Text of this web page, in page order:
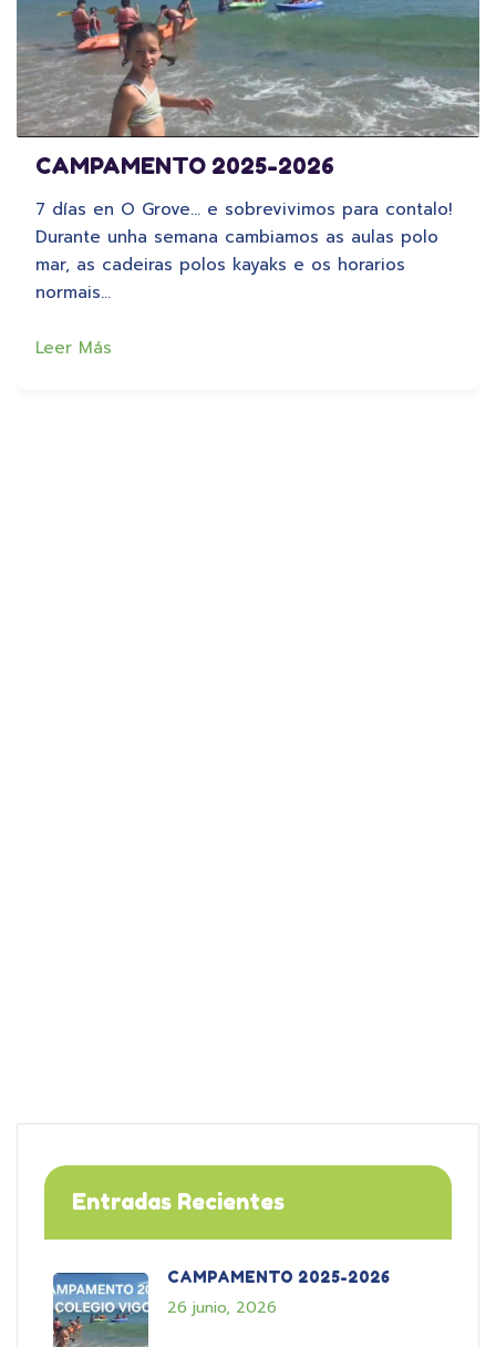
CAMPAMENTO 2025-2026
7 días en O Grove… e sobrevivimos para contalo!
Durante unha semana cambiamos as aulas polo
mar, as cadeiras polos kayaks e os horarios
normais…
Leer Más
Entradas Recientes
CAMPAMENTO 2025-2026
26 junio, 2026